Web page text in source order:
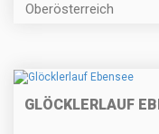
Oberösterreich
GLÖCKLERLAUF